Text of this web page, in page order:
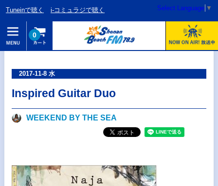
Tuneinで聴く i-コミュラジで聴く Select Language ▼
0
2017-11-8 水
Inspired Guitar Duo
WEEKEND BY THE SEA